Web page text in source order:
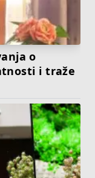
o
i traže